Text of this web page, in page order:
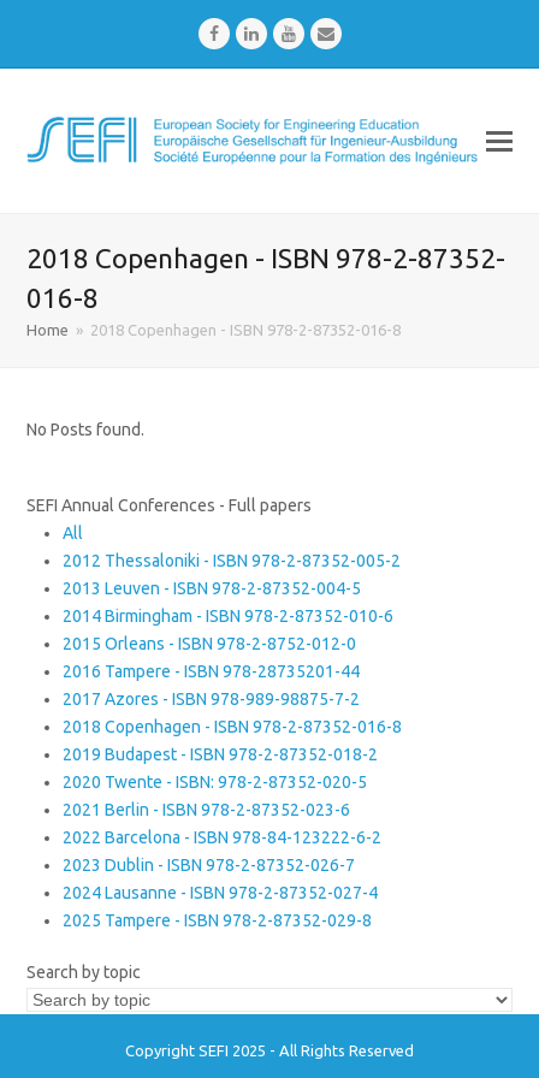
FacebookLinkedInYoutubeEmail
2018 Copenhagen - ISBN 978-2-87352-
016-8
Home » 2018 Copenhagen - ISBN 978-2-87352-016-8
No Posts found.
SEFI Annual Conferences - Full papers
All
2012 Thessaloniki - ISBN 978-2-87352-005-2
2013 Leuven - ISBN 978-2-87352-004-5
2014 Birmingham - ISBN 978-2-87352-010-6
2015 Orleans - ISBN 978-2-8752-012-0
2016 Tampere - ISBN 978-28735201-44
2017 Azores - ISBN 978-989-98875-7-2
2018 Copenhagen - ISBN 978-2-87352-016-8
2019 Budapest - ISBN 978-2-87352-018-2
2020 Twente - ISBN: 978-2-87352-020-5
2021 Berlin - ISBN 978-2-87352-023-6
2022 Barcelona - ISBN 978-84-123222-6-2
2023 Dublin - ISBN 978-2-87352-026-7
2024 Lausanne - ISBN 978-2-87352-027-4
2025 Tampere - ISBN 978-2-87352-029-8
Search by topic
Copyright SEFI 2025 - All Rights Reserved